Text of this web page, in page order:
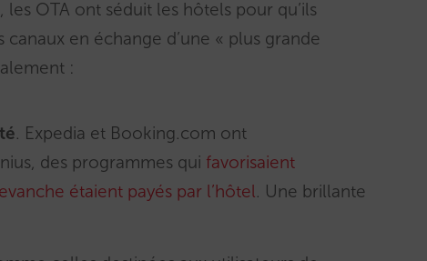
OTA ont séduit les hôtels pour qu’ils
en échange d’une « plus grande
:
. Expedia et Booking.com ont
des programmes qui favorisaient
étaient payés par l’hôtel. Une brillante